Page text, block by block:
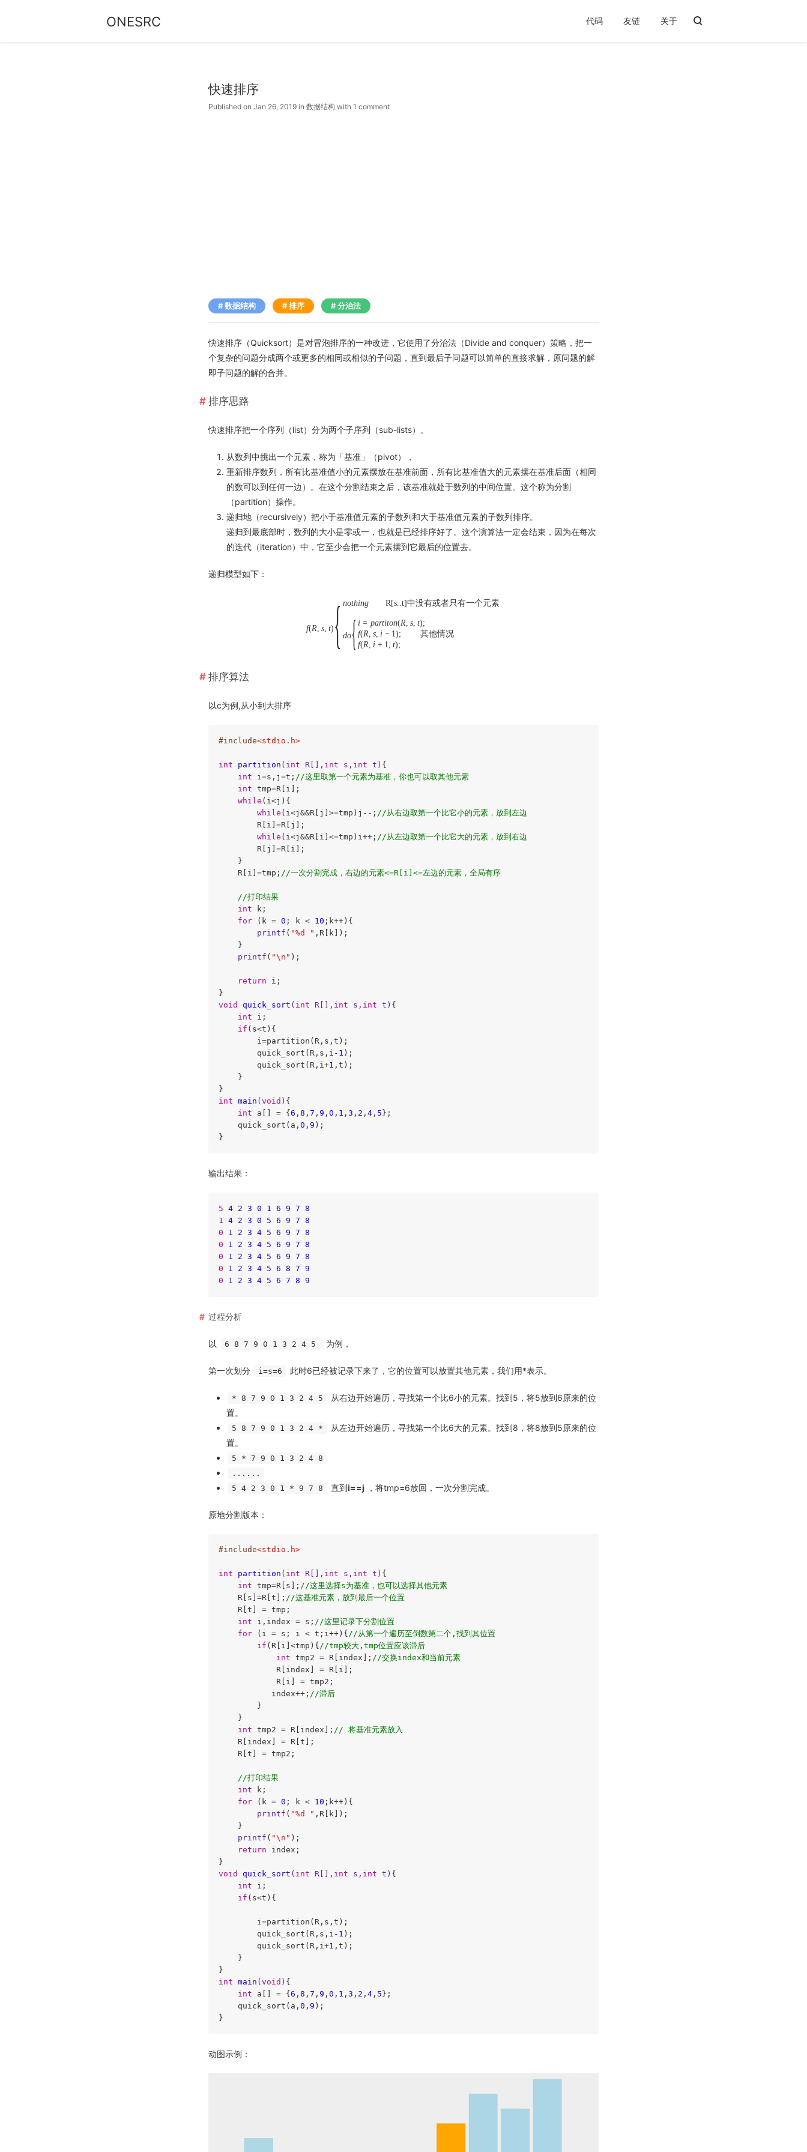
ONESRC 代码 友链 关于
快速排序
Published on Jan 26, 2019 in 数据结构 with 1 comment
数据结构 排序 分治法
快速排序（Quicksort）是对冒泡排序的一种改进，它使用了分治法（Divide and conquer）策略，把一
个复杂的问题分成两个或更多的相同或相似的子问题，直到最后子问题可以简单的直接求解，原问题的解
即子问题的解的合并。
排序思路
快速排序把一个序列（list）分为两个子序列（sub-lists）。
从数列中挑出一个元素，称为「基准」（pivot），
重新排序数列，所有比基准值小的元素摆放在基准前面，所有比基准值大的元素摆在基准后面（相同
的数可以到任何一边）。在这个分割结束之后，该基准就处于数列的中间位置。这个称为分割
（partition）操作。
递归地（recursively）把小于基准值元素的子数列和大于基准值元素的子数列排序。
递归到最底部时，数列的大小是零或一，也就是已经排序好了。这个演算法一定会结束，因为在每次
的迭代（iteration）中，它至少会把一个元素摆到它最后的位置去。
递归模型如下：
f(R s t) { nothing R[s..t]中没有或者只有一个元素
do{ i = partiton(R, s, t);
f(R, s, i − 1);
其他情况
f(R, i + 1, t);
排序算法
以c为例,从小到大排序
#include<stdio.h>
int partition ( int R[], int s, int t) {
int i=s,j=t; //这里取第一个元素为基准，你也可以取其他元素
int tmp=R[i];
while (i<j){
while (i<j&&R[j]>=tmp)j--; //从右边取第一个比它小的元素，放到左边
        R[i]=R[j];
while (i<j&&R[i]<=tmp)i++; //从左边取第一个比它大的元素，放到右边
        R[j]=R[i];
    }
    R[i]=tmp;
//一次分割完成，右边的元素<=R[i]<=左边的元素，全局有序
//打印结果
int k;
for (k = 0 ; k < 10 ;k++){
printf ( "%d " ,R[k]);
    }
printf ( "\n" );
return i;
void
quick_sort ( int R[], int s, int t) {
int i;
if (s<t){
        i=partition(R,s,t);
        quick_sort(R,s,i
-1 );
        quick_sort(R,i+
1 ,t);
    }
int main ( void ) {
int a[] = { 6 , 8 , 7 , 9 , 0 , 1 , 3 , 2 , 4, 5 };
    quick_sort(a,
0 , 9 );
}
输出结果：
5 4 2 3 0 1 6 9 7 8
1
4 2 3 0 5 6 9 7 8
0
1 2 3 4 5 6 9 7 8
0
1 2 3 4 5 6 9 7 8
0
1 2 3 4 5 6 9 7 8
0
1 2 3 4 5 6 8 7 9
0
1 2 3 4 5 6 7 8 9
过程分析
以 6 8 7 9 0 1 3 2 4 5 为例，
第一次划分 i=s=6 此时6已经被记录下来了，它的位置可以放置其他元素，我们用*表示。
* 8 7 9 0 1 3 2 4 5
从右边开始遍历，寻找第一个比6小的元素。找到5，将5放到6原来的位
置。
5 8 7 9 0 1 3 2 4 *
从左边开始遍历，寻找第一个比6大的元素。找到8，将8放到5原来的位
置。
5 * 7 9 0 1 3 2 4 8
......
5 4 2 3 0 1 * 9 7 8
直到i==j ，将tmp=6放回，一次分割完成。
原地分割版本：
#include<stdio.h>
int partition ( int R[], int s, int t) {
int tmp=R[s]; //这里选择s为基准，也可以选择其他元素
    R[s]=R[t];
//这基准元素，放到最后一个位置
    R[t] = tmp;
int i,index = s; //这里记录下分割位置
for (i = s; i < t;i++){ //从第一个遍历至倒数第二个,找到其位置
if (R[i]<tmp){ //tmp较大,tmp位置应该滞后
int tmp2 = R[index]; //交换index和当前元素
            R[index] = R[i];
            R[i] = tmp2;
           index++;
//滞后
        }
    }
int tmp2 = R[index]; // 将基准元素放入
    R[index] = R[t];
    R[t] = tmp2;
//打印结果
int k;
for (k = 0 ; k < 10 ;k++){
printf ( "%d " ,R[k]);
    }
printf ( "\n" );
return index;
void
quick_sort ( int R[], int s, int t) {
int i;
if (s<t){
        i=partition(R,s,t);
        quick_sort(R,s,i
-1 );
        quick_sort(R,i+
1 ,t);
    }
int main ( void ) {
int a[] = { 6 , 8 , 7 , 9 , 0 , 1 , 3 , 2 , 4, 5 };
    quick_sort(a,
0 , 9 );
}
动图示例：